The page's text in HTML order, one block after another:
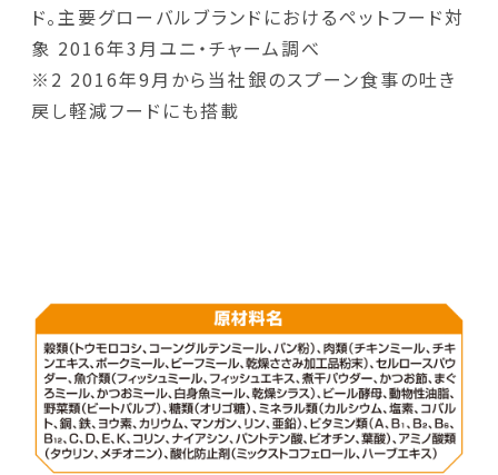
ド。主要グローバルブランドにおけるペットフード対
象 2016年3月ユニ・チャーム調べ
※2 2016年9月から当社銀のスプーン食事の吐き
戻し軽減フードにも搭載